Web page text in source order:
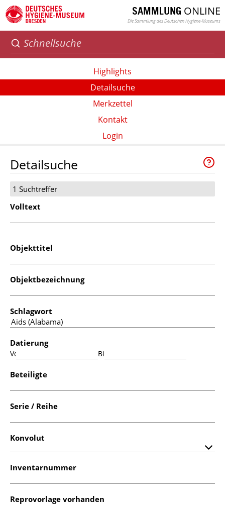
SAMMLUNG ONLINE
Die Sammlung des Deutschen Hygiene-Museums
Highlights
Detailsuche
Merkzettel
Kontakt
Login
Detailsuche
1 Suchtreffer
Volltext
Objekttitel
Objektbezeichnung
Schlagwort
Datierung
Von: Bis:
Beteiligte
Serie / Reihe
Konvolut
Inventarnummer
Reprovorlage vorhanden